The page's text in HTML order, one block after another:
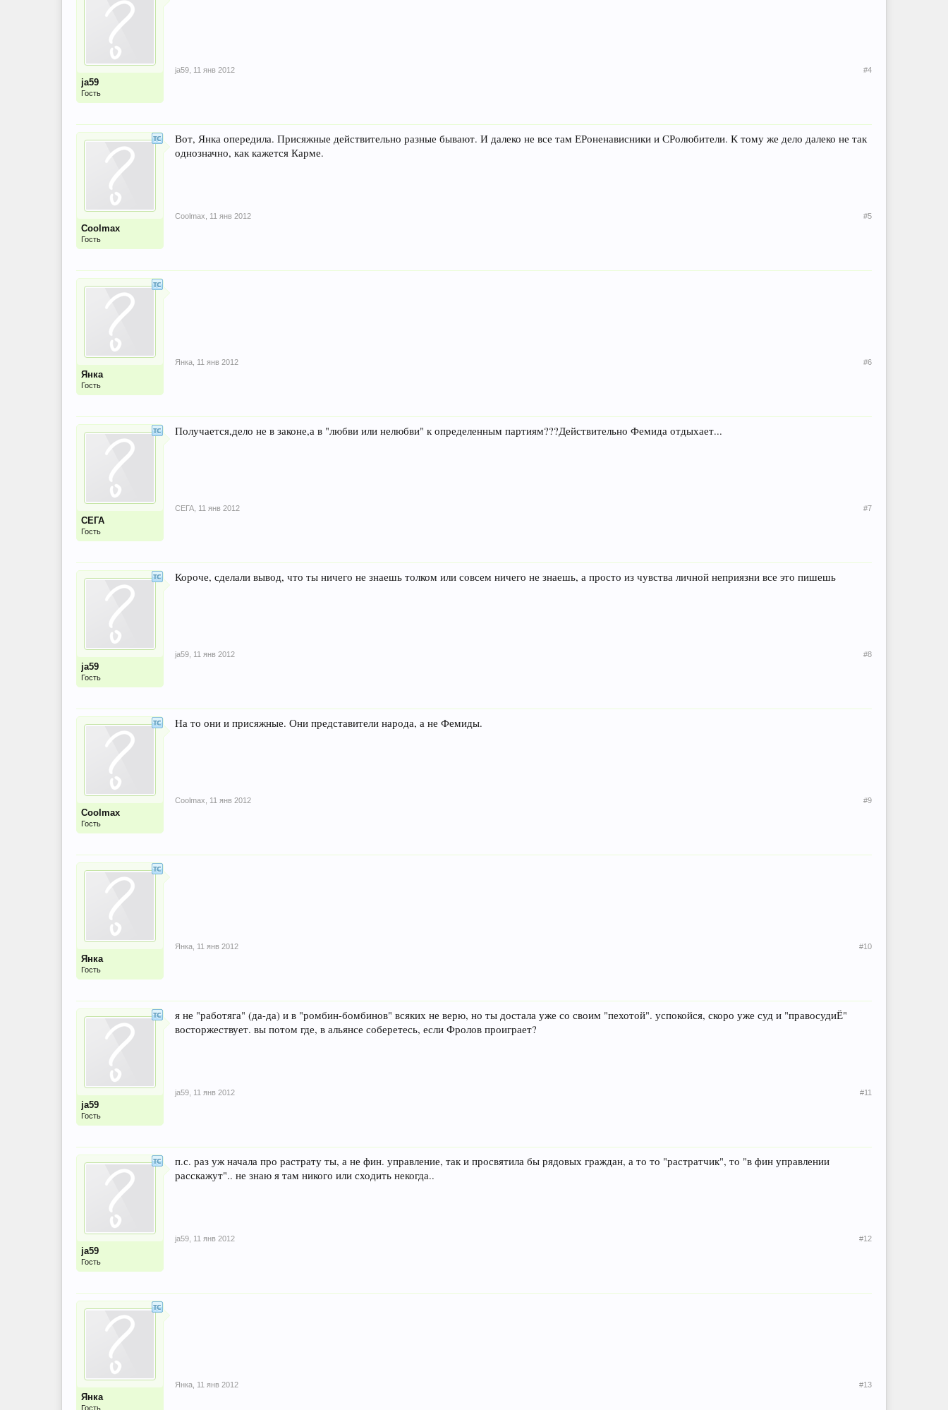
ja59
Гость
ja59 11 янв 2012 #4
Coolmax
Гость
Вот, Янка опередила. Присяжные действительно разные бывают. И далеко не все там ЕРоненависники и СРолюбители. К тому же дело далеко не так
однозначно, как кажется Карме.
Coolmax 11 янв 2012 #5
Янка
Гость
Янка 11 янв 2012 #6
СЕГА
Гость
Получается,дело не в законе,а в "любви или нелюбви" к определенным партиям???Действительно Фемида отдыхает...
СЕГА 11 янв 2012 #7
ja59
Гость
Короче, сделали вывод, что ты ничего не знаешь толком или совсем ничего не знаешь, а просто из чувства личной неприязни все это пишешь
ja59 11 янв 2012 #8
Coolmax
Гость
На то они и присяжные. Они представители народа, а не Фемиды.
Coolmax 11 янв 2012 #9
Янка
Гость
Янка 11 янв 2012 #10
ja59
Гость
я не "работяга" (да-да) и в "ромбин-бомбинов" всяких не верю, но ты достала уже со своим "пехотой". успокойся, скоро уже суд и "правосудиЁ"
восторжествует. вы потом где, в альянсе соберетесь, если Фролов проиграет?
ja59 11 янв 2012 #11
ja59
Гость
п.с. раз уж начала про растрату ты, а не фин. управление, так и просвятила бы рядовых граждан, а то то "растратчик", то "в фин управлении
расскажут".. не знаю я там никого или сходить некогда..
ja59 11 янв 2012 #12
Янка
Гость
Янка 11 янв 2012 #13